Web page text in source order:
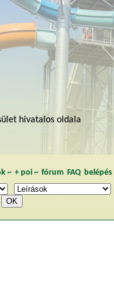
hivatalos oldala
~ + poi~ fórum FAQ belépés